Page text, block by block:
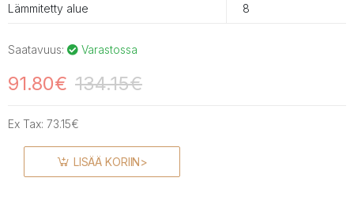
Lämmitetty alue 8
Saatavuus: Varastossa
91.80€ 134.15€
Ex Tax: 73.15€
LISÄÄ KORIIN>